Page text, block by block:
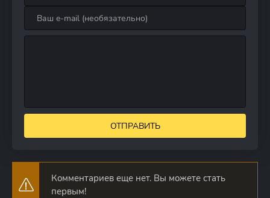
ОТПРАВИТЬ
Комментариев еще нет. Вы можете стать
первым!